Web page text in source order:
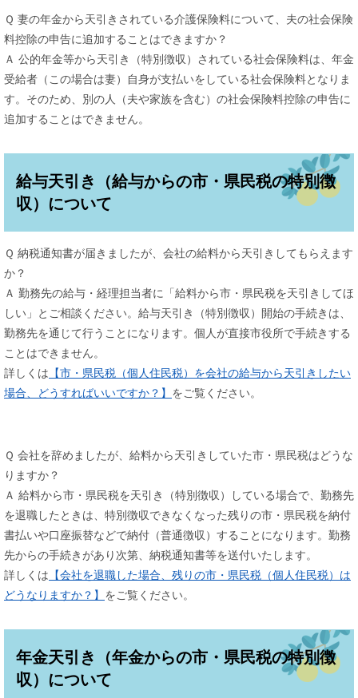
Ｑ 妻の年金から天引きされている介護保険料について、夫の社会保険
料控除の申告に追加することはできますか？
Ａ 公的年金等から天引き（特別徴収）されている社会保険料は、年金
受給者（この場合は妻）自身が支払いをしている社会保険料となりま
す。そのため、別の人（夫や家族を含む）の社会保険料控除の申告に
追加することはできません。
給与天引き（給与からの市・県民税の特別徴
収）について
Ｑ 納税通知書が届きましたが、会社の給料から天引きしてもらえます
か？
Ａ 勤務先の給与・経理担当者に「給料から市・県民税を天引きしてほ
しい」とご相談ください。給与天引き（特別徴収）開始の手続きは、
勤務先を通じて行うことになります。個人が直接市役所で手続きする
ことはできません。
詳しくは 【市・県民税（個人住民税）を会社の給与から天引きしたい
場合、どうすればいいですか？】 をご覧ください。
Ｑ 会社を辞めましたが、給料から天引きしていた市・県民税はどうな
りますか？
Ａ 給料から市・県民税を天引き（特別徴収）している場合で、勤務先
を退職したときは、特別徴収できなくなった残りの市・県民税を納付
書払いや口座振替などで納付（普通徴収）することになります。勤務
先からの手続きがあり次第、納税通知書等を送付いたします。
詳しくは 【会社を退職した場合、残りの市・県民税（個人住民税）は
どうなりますか？】 をご覧ください。
年金天引き（年金からの市・県民税の特別徴
収）について